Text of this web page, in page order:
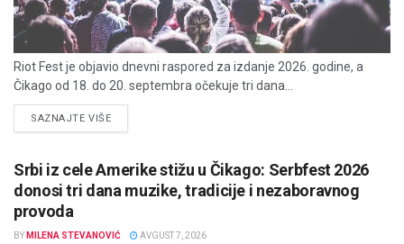
Riot Fest je objavio dnevni raspored za izdanje 2026. godine, a
Čikago od 18. do 20. septembra očekuje tri dana...
SAZNAJTE VIŠEDETAILS
Srbi iz cele Amerike stižu u Čikago: Serbfest 2026
donosi tri dana muzike, tradicije i nezaboravnog
provoda
BY MILENA STEVANOVIĆ AVGUST 7, 2026